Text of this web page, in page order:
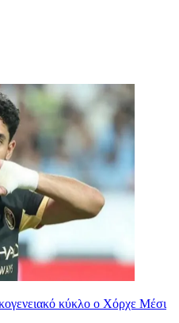
κύκλο ο Χόρχε Μέσι